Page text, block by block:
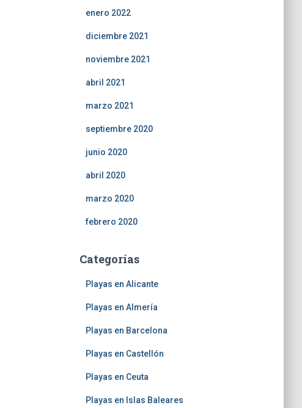
enero 2022
diciembre 2021
noviembre 2021
abril 2021
marzo 2021
septiembre 2020
junio 2020
abril 2020
marzo 2020
febrero 2020
Categorías
Playas en Alicante
Playas en Almería
Playas en Barcelona
Playas en Castellón
Playas en Ceuta
Playas en Islas Baleares